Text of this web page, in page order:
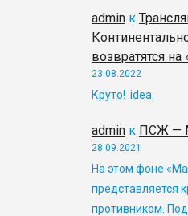
admin к
возвратятся на
23.08.2022
Круто! :idea:
admin к ПСЖ —
28.09.2021
На этом фоне
представляется
противником.